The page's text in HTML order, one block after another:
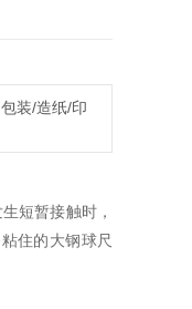
装/造纸/印
短暂接触时，
住的大钢球尺